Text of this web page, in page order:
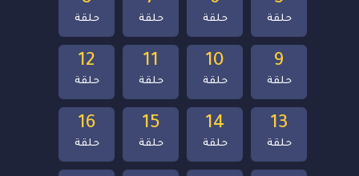
16
حلقة
15
حلقة
14
حلقة
13
حلقة
12
حلقة
11
حلقة
10
حلقة
9
حلقة
حلقة حلقة حلقة حلقة